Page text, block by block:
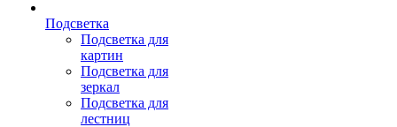
Подсветка
Подсветка для
картин
Подсветка для
зеркал
Подсветка для
лестниц